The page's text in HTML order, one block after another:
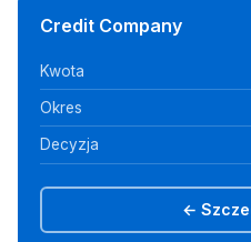
Credit Company
Kwota
Okres
Decyzja
←